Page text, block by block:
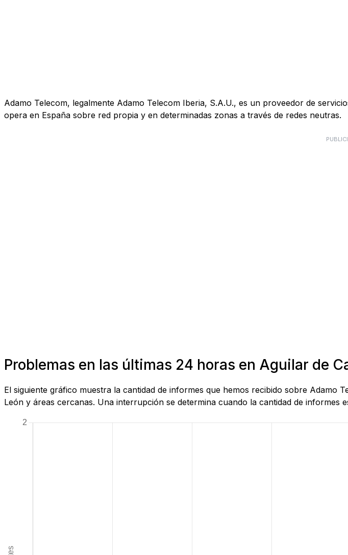
Adamo Telecom, legalmente Adamo Telecom Iberia, S.A.U., es un proveedor de
opera en España sobre red propia y en determinadas zonas a través de redes neutras.
Problemas en las últimas 24 horas en Aguilar de
El siguiente gráfico muestra la cantidad de informes que hemos recibido sobre Adamo
León y áreas cercanas. Una interrupción se determina cuando la cantidad de